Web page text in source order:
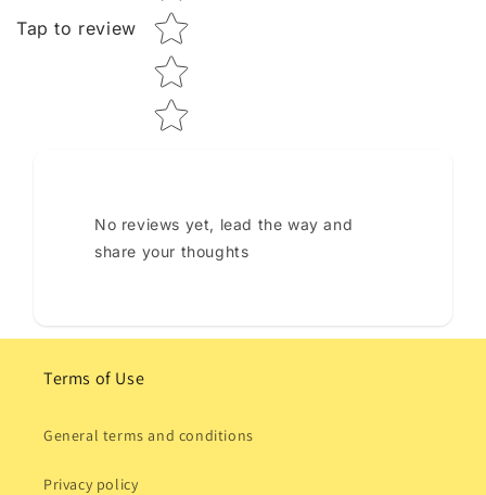
Tap to review
No reviews yet, lead the way and
share your thoughts
Terms of Use
General terms and conditions
Privacy policy